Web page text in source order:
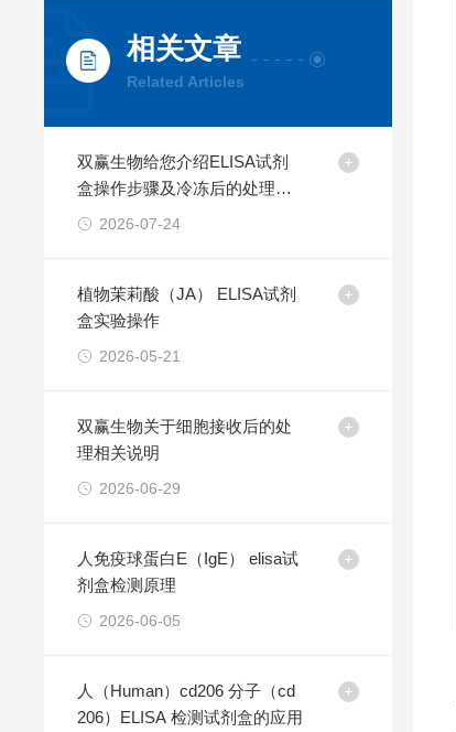
相关文章
Related Articles
双赢生物给您介绍ELISA试剂
盒操作步骤及冷冻后的处理方
法
2026-07-24
植物茉莉酸（JA） ELISA试剂
盒实验操作
2026-05-21
双赢生物关于细胞接收后的处
理相关说明
2026-06-29
人免疫球蛋白E（IgE） elisa试
剂盒检测原理
2026-06-05
人（Human）cd206 分子（cd
206）ELISA 检测试剂盒的应用